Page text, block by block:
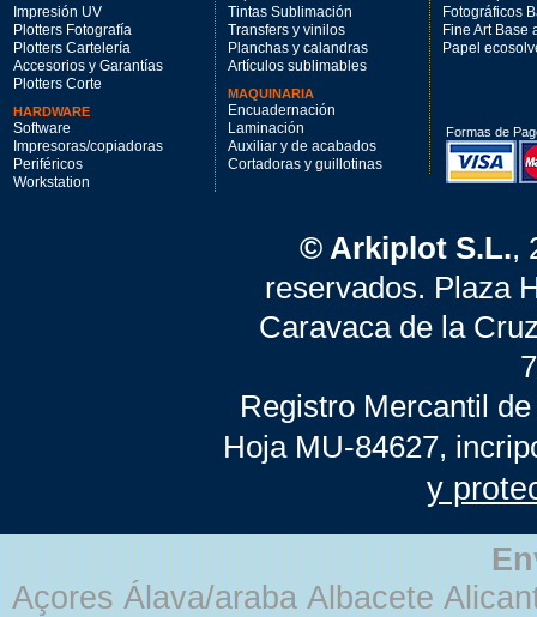
Impresión UV
Plotters Fotografía
Plotters Cartelería
Accesorios y Garantías
Plotters Corte
HARDWARE
Software
Impresoras/copiadoras
Periféricos
Workstation
Tintas Sublimación
Transfers y vinilos
Planchas y calandras
Artículos sublimables
MAQUINARIA
Encuadernación
Laminación
Auxiliar y de acabados
Cortadoras y guillotinas
Fotográficos
Fine Art Base
Papel
Formas de
© Arkiplot S.L.,
reservados. Plaza
Caravaca de la
Registro Mercantil
Hoja MU-84627,
y
Açores Álava/araba Albacete